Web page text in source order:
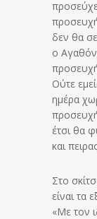
δεν θα
ο
Ούτε
ημέρα
έτσι θα
και
Στο
είναι τα
«Με τον